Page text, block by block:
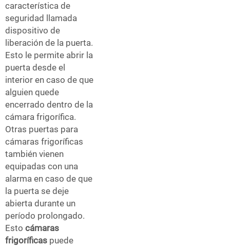
característica de
seguridad llamada
dispositivo de
liberación de la puerta.
Esto le permite abrir la
puerta desde el
interior en caso de que
alguien quede
encerrado dentro de la
cámara frigorífica.
Otras puertas para
cámaras frigoríficas
también vienen
equipadas con una
alarma en caso de que
la puerta se deje
abierta durante un
período prolongado.
Esto cámaras
frigoríficas puede